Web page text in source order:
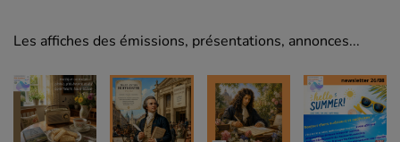
Les affiches des émissions, présentations, annonces...